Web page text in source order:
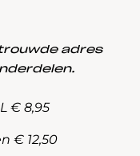
adres
€ 8,95
€ 12,50